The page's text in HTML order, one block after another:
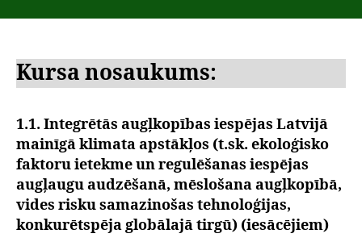
Kursa nosaukums:
1.1. Integrētās augļkopības iespējas Latvijā
mainīgā klimata apstākļos (t.sk. ekoloģisko
faktoru ietekme un regulēšanas iespējas
augļaugu audzēšanā, mēslošana augļkopībā,
vides risku samazinošas tehnoloģijas,
konkurētspēja globālajā tirgū) (iesācējiem)